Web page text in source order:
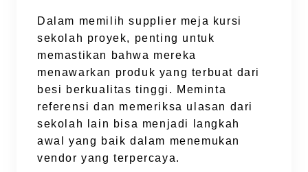
Dalam memilih supplier meja kursi
sekolah proyek, penting untuk
memastikan bahwa mereka
menawarkan produk yang terbuat dari
besi berkualitas tinggi. Meminta
referensi dan memeriksa ulasan dari
sekolah lain bisa menjadi langkah
awal yang baik dalam menemukan
vendor yang terpercaya.